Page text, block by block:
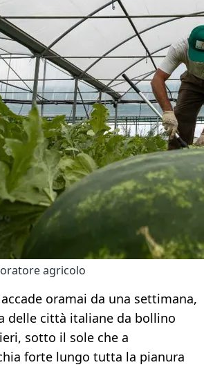
agricolo
oramai da una settimana,
delle città italiane da bollino
sotto il sole che a
forte lungo tutta la pianura